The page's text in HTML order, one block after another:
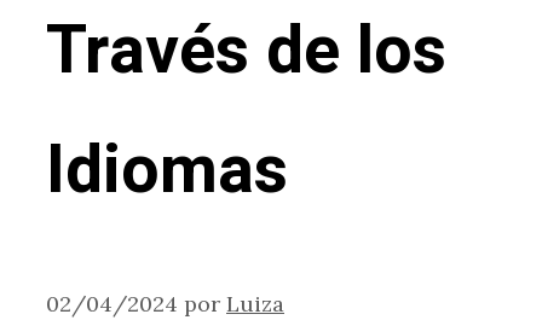
Través de los
Idiomas
02/04/2024 por Luiza